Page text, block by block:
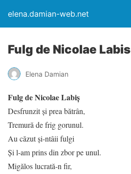
elena.damian-web.net
Fulg de Nicolae Labis
Elena Damian
Fulg de Nicolae Labiș
Desfrunzit și prea bătrân,
Tremură de frig gorunul.
Au căzut și-ntâii fulgi
Și l-am prins din zbor pe unul.
Migălos lucrată-n fir,